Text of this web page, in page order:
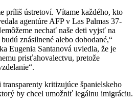
príliš ústretoví. Vítame každého, kto
agentúre AFP v Las Palmas 37-
nechať naše deti vyjsť na
znásilnené alebo dobodané,“
Eugenia Santanová uviedla, že je
prisťahovalectvu, pretože
kritizujúce španielskeho
by chcel umožniť legálnu imigráciu.